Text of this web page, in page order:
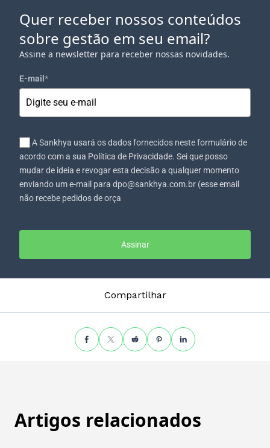
Quer receber nossos conteúdos
sobre gestão em seu email?
Assine a newsletter para receber nossas novidades.
E-mail *
A Sankhya usará os dados fornecidos neste formulário de
acordo com a sua Política de Privacidade. Sei que posso
mudar de ideia e revogar esta decisão a qualquer momento
enviando um e-mail para dpo@sankhya.com.br (esse email
não recebe pedidos de orça
Assinar
Compartilhar
Artigos relacionados